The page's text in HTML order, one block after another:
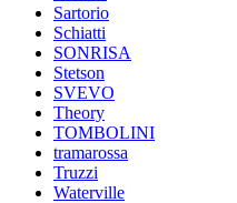
Sartorio
Schiatti
SONRISA
Stetson
SVEVO
Theory
TOMBOLINI
tramarossa
Truzzi
Waterville